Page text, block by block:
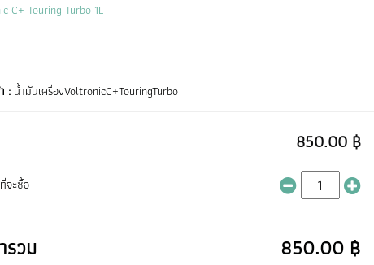
C+ Touring Turbo 1L
: น้ำมันเครื่องVoltronicC+TouringTurbo
850.00 ฿
จะซื้อ
รวม 850.00 ฿